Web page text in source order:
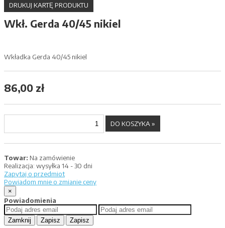
DRUKUJ KARTĘ PRODUKTU
Wkł. Gerda 40/45 nikiel
Wkładka Gerda 40/45 nikiel
86,00 zł
Towar: Na zamówienie
Realizacja: wysyłka 14 - 30 dni
Zapytaj o przedmiot
Powiadom mnie o zmianie ceny
×
Powiadomienia
Zamknij Zapisz Zapisz